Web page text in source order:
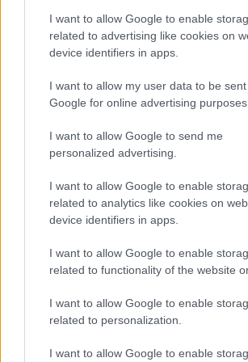
I want to allow Google to enable
related to advertising like cookies on
device identifiers in apps.
I want to allow my user data to be
Google for online advertising purposes.
I want to allow Google to send me
personalized advertising.
I want to allow Google to enable
related to analytics like cookies on
device identifiers in apps.
I want to allow Google to enable
related to functionality of the website
I want to allow Google to enable
related to personalization.
I want to allow Google to enable
Comment évaluer les sociétés IA pour des
durables
INVESTISSEMENTS